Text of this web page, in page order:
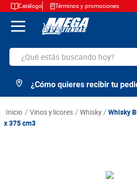
Catálogo Términos y promociones
¿Qué estás buscando hoy?
TÉRMINOS MÁS BUSCADOS
2.
¿Cómo quieres recibir tu
vinos y licores whisky
Whisky
x 375 cm3